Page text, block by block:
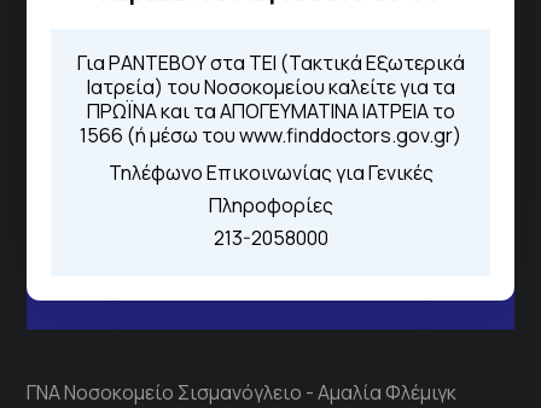
Για ΡΑΝΤΕΒΟΥ στα ΤΕΙ (Τακτικά Εξωτερικά
Ιατρεία) του Νοσοκομείου καλείτε για τα
ΠΡΩΪΝΑ και τα ΑΠΟΓΕΥΜΑΤΙΝΑ ΙΑΤΡΕΙΑ το
1566 (ή μέσω του www.finddoctors.gov.gr)
Τηλέφωνο Επικοινωνίας για Γενικές
Πληροφορίες
213-2058000
Τηλέφωνα για Ραντεβού
Για τα πρωινά και τα απογευματινά
ιατρεία:
Από τον ιστότοπο eΡαντεβού
Καλώντας στην φωνητική πύλη του
ΓΝΑ Νοσοκομείο Σισμανόγλειο - Αμαλία Φλέμιγκ